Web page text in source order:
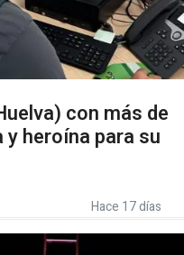
con más de
heroína para su
Hace 17 días